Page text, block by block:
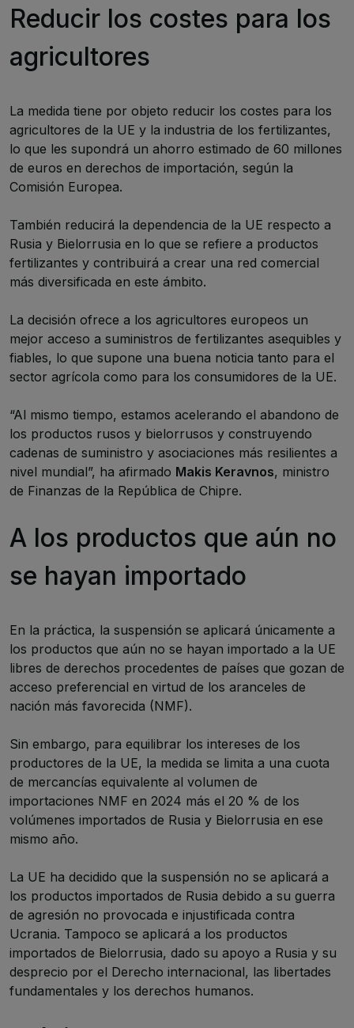
Reducir los costes para los
agricultores
La medida tiene por objeto reducir los costes para los
agricultores de la UE y la industria de los fertilizantes,
lo que les supondrá un ahorro estimado de 60 millones
de euros en derechos de importación, según la
Comisión Europea.
También reducirá la dependencia de la UE respecto a
Rusia y Bielorrusia en lo que se refiere a productos
fertilizantes y contribuirá a crear una red comercial
más diversificada en este ámbito.
La decisión ofrece a los agricultores europeos un
mejor acceso a suministros de fertilizantes asequibles y
fiables, lo que supone una buena noticia tanto para el
sector agrícola como para los consumidores de la UE.
“Al mismo tiempo, estamos acelerando el abandono de
los productos rusos y bielorrusos y construyendo
cadenas de suministro y asociaciones más resilientes a
nivel mundial”, ha afirmado Makis Keravnos, ministro
de Finanzas de la República de Chipre.
A los productos que aún no
se hayan importado
En la práctica, la suspensión se aplicará únicamente a
los productos que aún no se hayan importado a la UE
libres de derechos procedentes de países que gozan de
acceso preferencial en virtud de los aranceles de
nación más favorecida (NMF).
Sin embargo, para equilibrar los intereses de los
productores de la UE, la medida se limita a una cuota
de mercancías equivalente al volumen de
importaciones NMF en 2024 más el 20 % de los
volúmenes importados de Rusia y Bielorrusia en ese
mismo año.
La UE ha decidido que la suspensión no se aplicará a
los productos importados de Rusia debido a su guerra
de agresión no provocada e injustificada contra
Ucrania. Tampoco se aplicará a los productos
importados de Bielorrusia, dado su apoyo a Rusia y su
desprecio por el Derecho internacional, las libertades
fundamentales y los derechos humanos.